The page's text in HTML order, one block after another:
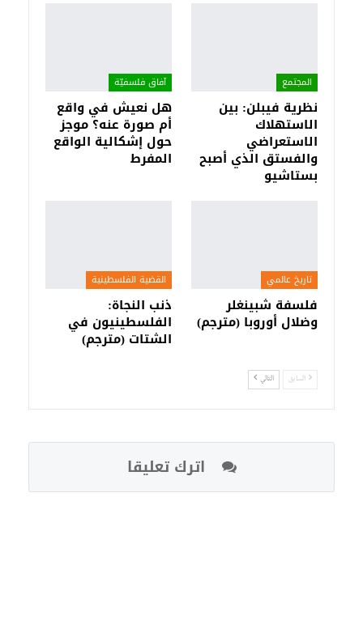
المجتمع
نظرية فيبلن: بين
الاستهلاك
الاستعراضي
والفستق الذي أصبح
بستاشيو
آفاق فلسفيّة‎
هل نعيش في واقع
أم صورة عنه؟ موجز
حول إشكالية الواقع
المفرط
تاريخ عالمي
فلسفة شبينغلر
وضلال أوروبا (مترجم)
القضية الفلسطينية
ذنب النجاة:
الفلسطينيون في
الشتات (مترجم)
السابق التالي
اترك تعليقا